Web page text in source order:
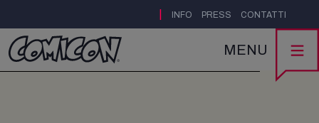
INFO PRESS CONTATTI
MENU